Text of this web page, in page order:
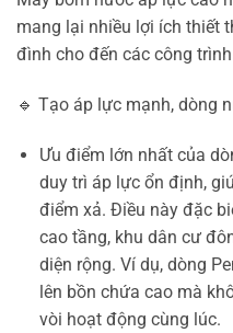
mang lại nhiều lợi ích thiết
đình cho đến các công
🔹 Tạo áp lực mạnh, dòng
Ưu điểm lớn nhất của
duy trì áp lực ổn định,
điểm xả. Điều này đặc
cao tầng, khu dân cư
diện rộng. Ví dụ, dòng
lên bồn chứa cao mà
vòi hoạt động cùng lúc.